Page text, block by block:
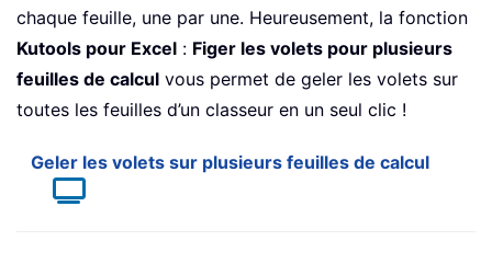
chaque feuille, une par une. Heureusement, la fonction
Kutools pour Excel : Figer les volets pour plusieurs
feuilles de calcul vous permet de geler les volets sur
toutes les feuilles d’un classeur en un seul clic !
Geler les volets sur plusieurs feuilles de calcul